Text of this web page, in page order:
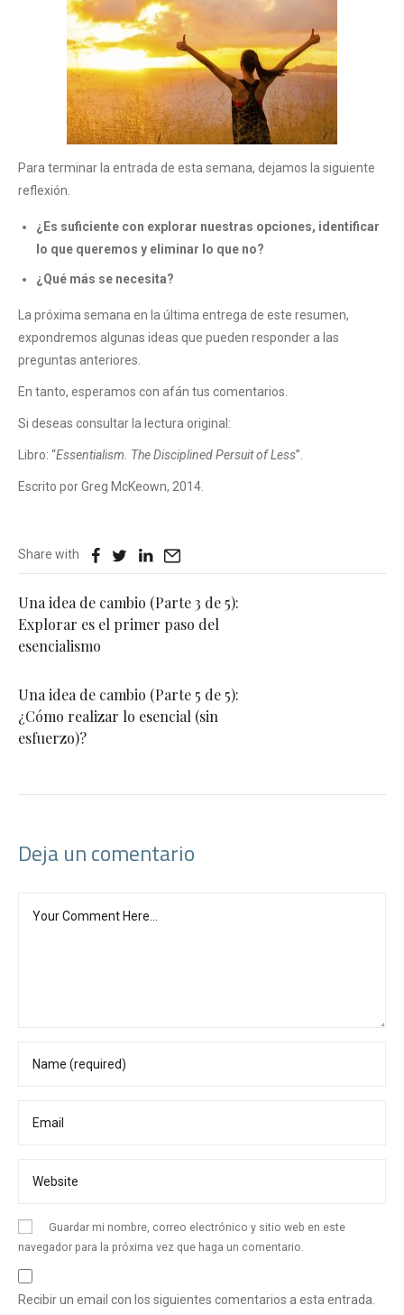
Para terminar la entrada de esta semana, dejamos la siguiente
reflexión.
¿Es suficiente con explorar nuestras opciones, identificar
lo que queremos y eliminar lo que no?
¿Qué más se necesita?
La próxima semana en la última entrega de este resumen,
expondremos algunas ideas que pueden responder a las
preguntas anteriores.
En tanto, esperamos con afán tus comentarios.
Si deseas consultar la lectura original:
Libro: “Essentialism. The Disciplined Persuit of Less”.
Escrito por Greg McKeown, 2014.
Share with
Una idea de cambio (Parte 3 de 5):
Explorar es el primer paso del
esencialismo
Una idea de cambio (Parte 5 de 5):
¿Cómo realizar lo esencial (sin
esfuerzo)?
Deja un comentario
Guardar mi nombre, correo electrónico y sitio web en este
navegador para la próxima vez que haga un comentario.
Recibir un email con los siguientes comentarios a esta entrada.